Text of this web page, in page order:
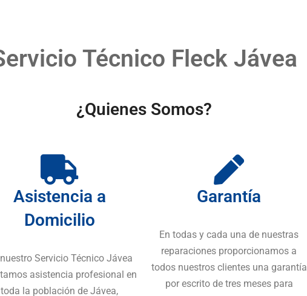
Técnico Fleck Jávea
¿Quienes Somos?
Asistencia a
Domicilio
Servicio Técnico Jávea
asistencia profesional en
toda la población de Jávea,
Garantía
En todas y cada una de nuestras
reparaciones proporcionamos a
todos nuestros clientes una garantía
por escrito de tres meses para